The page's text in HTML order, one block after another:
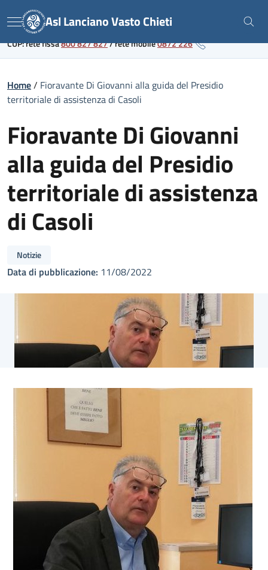
to
content
Link al portale sanitario regionale
Menu Asl Lanciano Vasto Chieti
CUP: rete fissa800 827 827/rete mobile0872 226
Home/ Fioravante Di Giovanni alla guida del Presidio
territoriale di assistenza di Casoli
Fioravante Di Giovanni
alla guida del Presidio
territoriale di assistenza
di Casoli
Notizie
Data di pubblicazione: 11/08/2022